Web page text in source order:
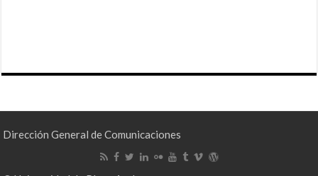
Dirección General de Comunicaciones